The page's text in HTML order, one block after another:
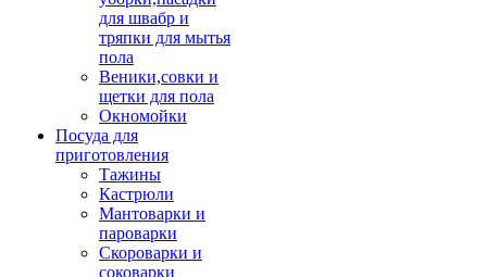
для швабр и
тряпки для мытья
пола
Веники,совки и
щетки для пола
Окномойки
Посуда для
приготовления
Тажины
Кастрюли
Мантоварки и
пароварки
Скороварки и
соковарки